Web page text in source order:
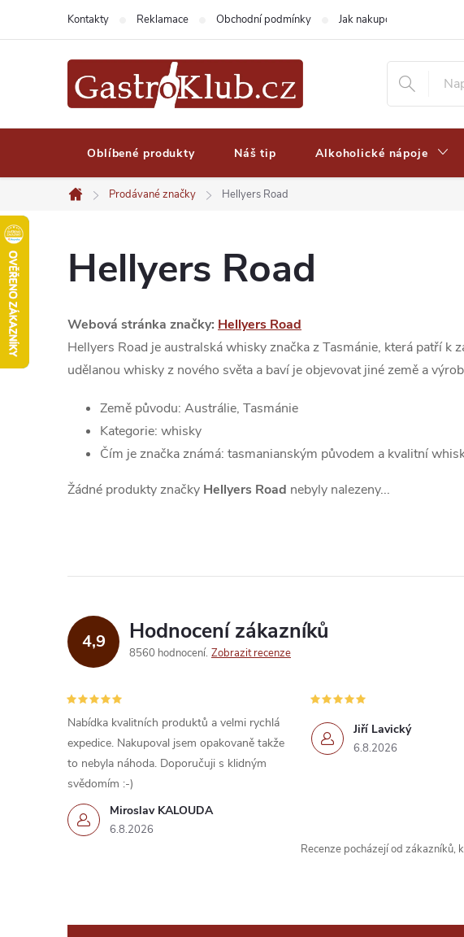
Kontakty Reklamace Obchodní podmínky Jak nakupovat
Oblíbené produkty Náš tip Alkoholické nápoje
Domů
Prodávané značky Hellyers Road
Hellyers Road
Webová stránka značky: Hellyers Road
Hellyers Road je australská whisky značka z Tasmánie, která patří
udělanou whisky z nového světa a baví je objevovat jiné země a
Země původu: Austrálie, Tasmánie
Kategorie: whisky
Čím je značka známá: tasmanianským původem a kvalitní
Žádné produkty značky Hellyers Road nebyly nalezeny...
4,9 Hodnocení zákazníků
8560 hodnocení Zobrazit recenze
Miroslav KALOUDA
6.8.2026
Nabídka kvalitních produktů a velmi rychlá
expedice. Nakupoval jsem opakovaně takže
to nebyla náhoda. Doporučuji s klidným
svědomím :-)
Jiří Lavický
6.8.2026
Recenze pocházejí od zákazníků,